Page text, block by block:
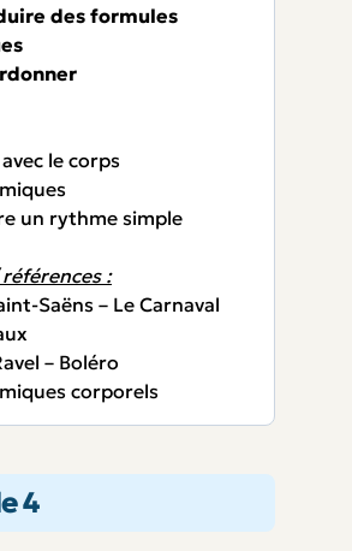
des formules
le corps
un rythme simple
:
Saëns – Le Carnaval
– Boléro
corporels
4